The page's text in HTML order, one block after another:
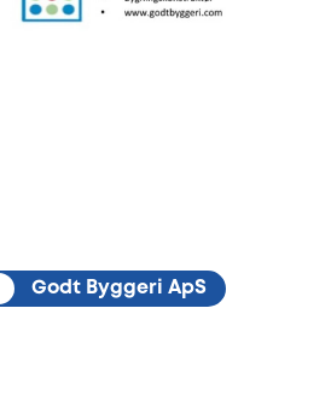
Godt Byggeri ApS